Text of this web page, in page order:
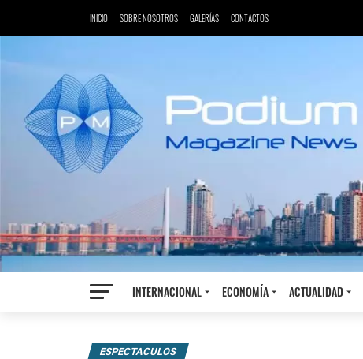
INICIO SOBRE NOSOTROS GALERÍAS CONTACTOS
INTERNACIONAL ECONOMÍA ACTUALIDAD
ESPECTACULOS